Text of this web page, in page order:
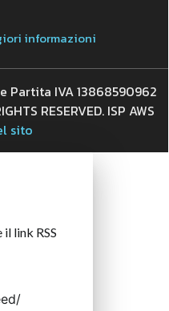
informazioni
Partita IVA 13868590962
RESERVED. ISP AWS
sito
link RSS